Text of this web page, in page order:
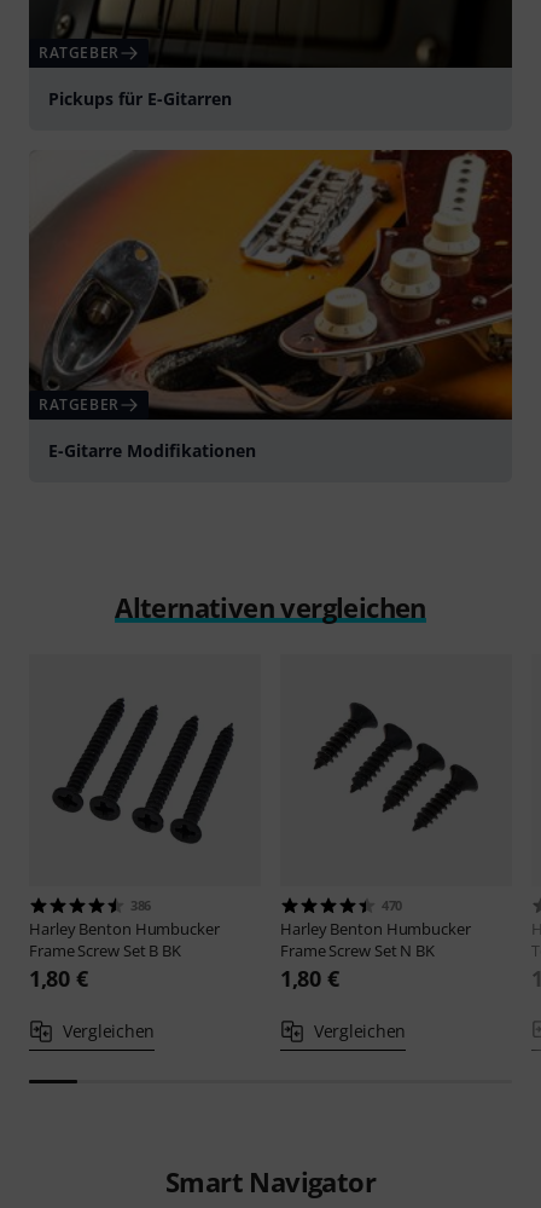
RATGEBER
Pickups für E-Gitarren
RATGEBER
E-Gitarre Modifikationen
Alternativen vergleichen
386
Harley Benton Humbucker
Frame Screw Set B BK
1,80 €
Vergleichen
470
Harley Benton Humbucker
Frame Screw Set N BK
1,80 €
Vergleichen
Smart Navigator